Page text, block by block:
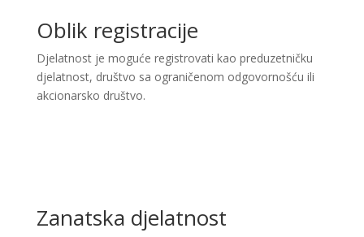
Oblik registracije
Djelatnost je moguće registrovati kao preduzetničku
djelatnost, društvo sa ograničenom odgovornošću ili
akcionarsko društvo.
Zanatska djelatnost